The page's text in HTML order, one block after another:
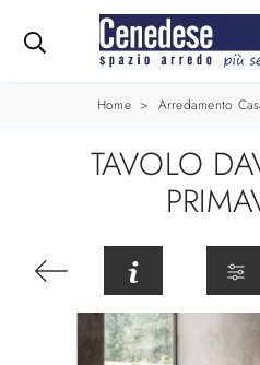
Home > Arredamento
TAVOLO